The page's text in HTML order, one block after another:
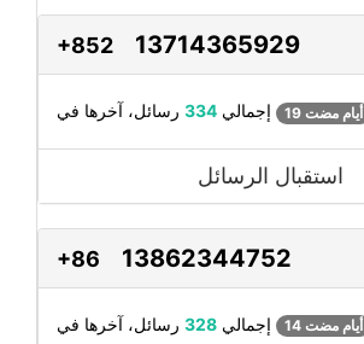
+852 13714365929
إجمالي 334 19 أيام مضت
استقبال الرسائل
+86 13862344752
إجمالي 328 14 أيام مضت